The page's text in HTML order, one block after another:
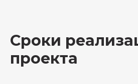
Сроки
проекта